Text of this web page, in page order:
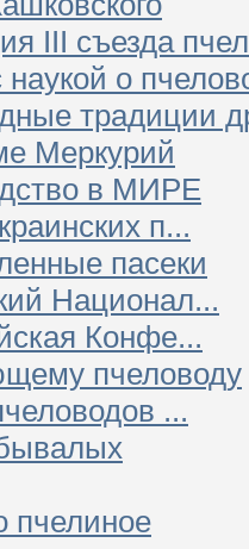
III съезда
наукой о
традиции
Меркурий
в МИРЕ
п...
пасеки
Национал...
Конфе...
пчеловоду
...
пчелиное